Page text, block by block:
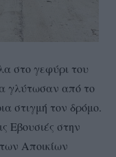
στο γεφύρι του
γλύτωσαν από το
στιγμή τον δρόμο.
Εβουσιές στην
Αποικίων